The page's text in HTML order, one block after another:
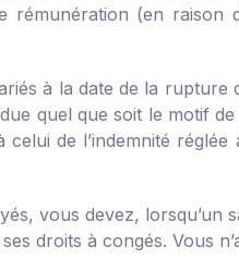
(en raison
à la date de la rupture
quel que soit le motif
de l’indemnité
vous devez, lorsqu’un
droits à congés. Vous